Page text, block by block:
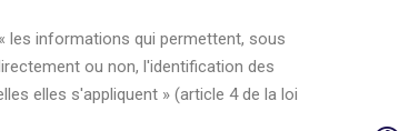
les informations qui permettent, sous
ou non, l'identification des
elles s'appliquent » (article 4 de la loi